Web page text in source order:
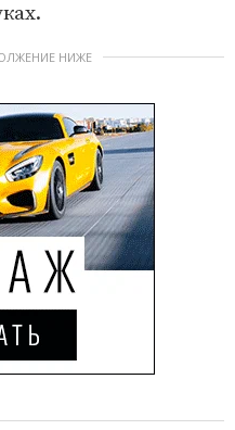
НИЖЕ